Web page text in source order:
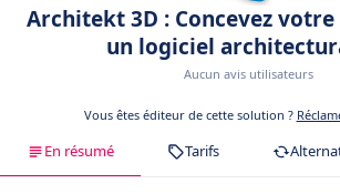
Architekt 3D : Concevez
un logiciel
Aucun avis utilisateurs
Vous êtes éditeur de cette solution ?
En résumé Tarifs